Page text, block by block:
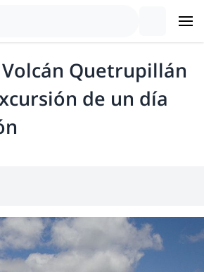
Quetrupillán
de un día